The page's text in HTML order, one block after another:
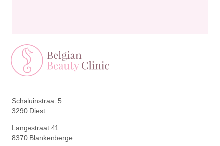
Schaluinstraat 5
3290 Diest
Langestraat 41
8370 Blankenberge